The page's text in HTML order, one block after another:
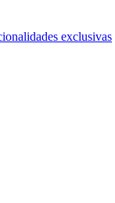
exclusivas